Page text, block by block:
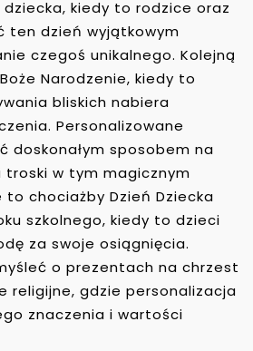
kiedy to rodzice oraz
ten dzień wyjątkowym
czegoś unikalnego. Kolejną
Narodzenie, kiedy to
bliskich nabiera
Personalizowane
doskonałym sposobem na
troski w tym magicznym
to chociażby Dzień Dziecka
szkolnego, kiedy to dzieci
za swoje osiągnięcia.
o prezentach na chrzest
religijne, gdzie personalizacja
znaczenia i wartości